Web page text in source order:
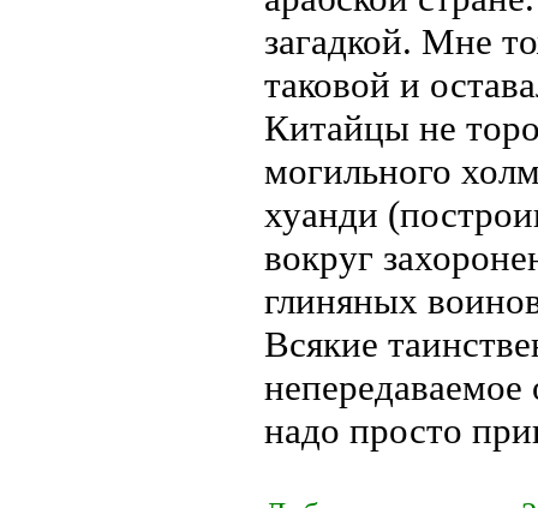
загадкой. Мне
таковой и
Китайцы не
могильного
хуанди
вокруг
глиняных
Всякие
надо просто